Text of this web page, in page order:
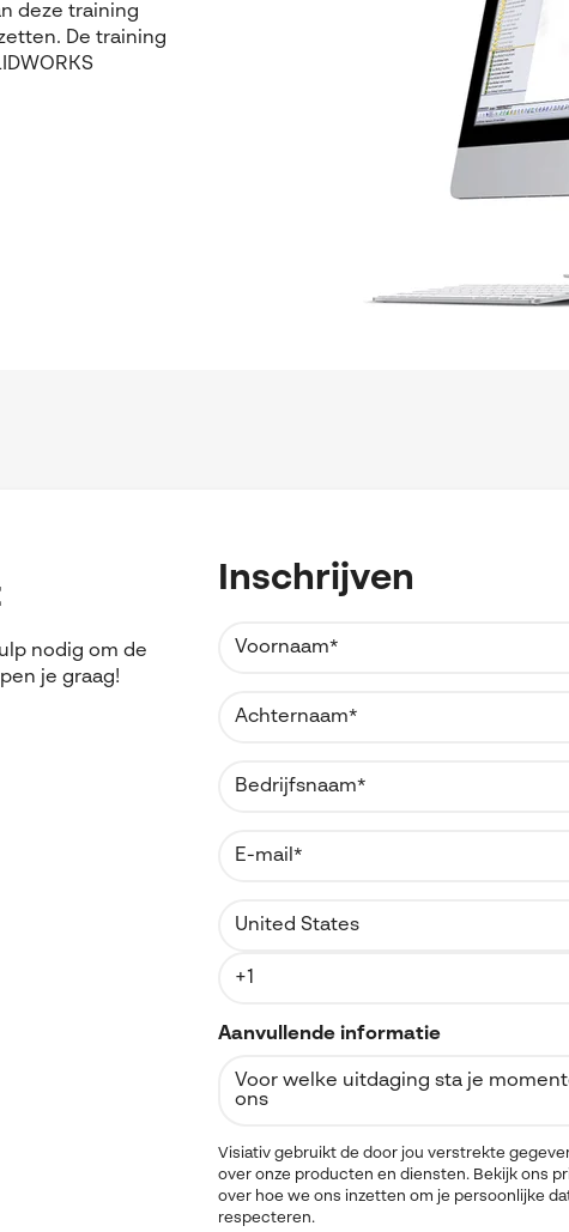
deze training
De training
nodig om de
je graag!
Inschrijven
Aanvullende informatie
Visiativ gebruikt de door jou verstrekte
over onze producten en diensten. Bekijk ons
over hoe we ons inzetten om je persoonlijke
respecteren.